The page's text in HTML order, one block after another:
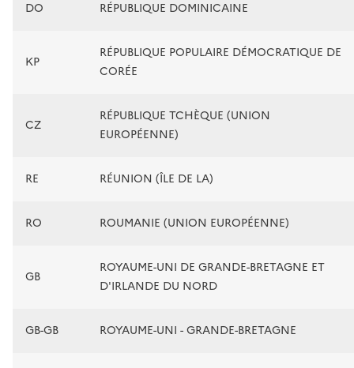
DO RÉPUBLIQUE DOMINICAINE
KP
RÉPUBLIQUE POPULAIRE DÉMOCRATIQUE DE
CORÉE
CZ
RÉPUBLIQUE TCHÈQUE (UNION
EUROPÉENNE)
RE RÉUNION (ÎLE DE LA)
RO ROUMANIE (UNION EUROPÉENNE)
GB
ROYAUME-UNI DE GRANDE-BRETAGNE ET
D'IRLANDE DU NORD
GB-GB ROYAUME-UNI - GRANDE-BRETAGNE